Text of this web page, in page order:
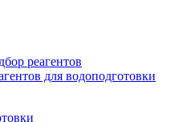
реагентов
для водоподготовки